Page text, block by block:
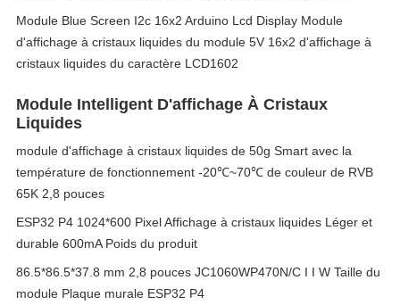
Module Blue Screen I2c 16x2 Arduino Lcd Display Module
d'affichage à cristaux liquides du module 5V 16x2 d'affichage à
cristaux liquides du caractère LCD1602
Module Intelligent D'affichage À Cristaux
Liquides
module d'affichage à cristaux liquides de 50g Smart avec la
température de fonctionnement -20℃~70℃ de couleur de RVB
65K 2,8 pouces
ESP32 P4 1024*600 Pixel Affichage à cristaux liquides Léger et
durable 600mA Poids du produit
86.5*86.5*37.8 mm 2,8 pouces JC1060WP470N/C I I W Taille du
module Plaque murale ESP32 P4